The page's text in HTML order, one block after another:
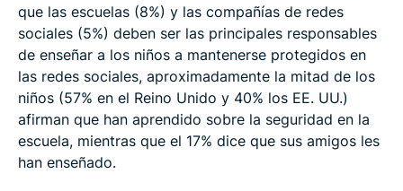
que las escuelas (8%) y las compañías de redes
sociales (5%) deben ser las principales responsables
de enseñar a los niños a mantenerse protegidos en
las redes sociales, aproximadamente la mitad de los
niños (57% en el Reino Unido y 40% los EE. UU.)
afirman que han aprendido sobre la seguridad en la
escuela, mientras que el 17% dice que sus amigos les
han enseñado.